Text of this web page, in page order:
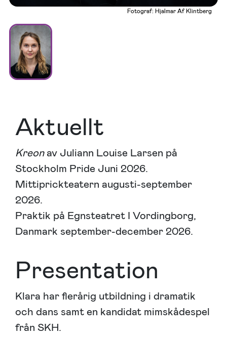
Fotograf: Hjalmar Af Klintberg
Aktuellt
Kreonav Juliann Louise Larsen på
Stockholm Pride Juni 2026.
Mittiprickteatern augusti-september
2026.
Praktik på Egnsteatret I Vordingborg,
Danmark september-december 2026.
Presentation
Klara har flerårig utbildning i dramatik
och dans samt en kandidat mimskådespel
från SKH.